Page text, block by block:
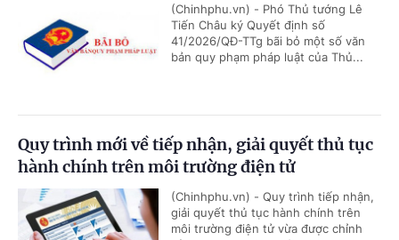
(Chinhphu.vn) - Phó Thủ tướng Lê
Tiến Châu ký Quyết định số
41/2026/QĐ-TTg bãi bỏ một số văn
bản quy phạm pháp luật của Thủ...
Quy trình mới về tiếp nhận, giải quyết thủ tục
hành chính trên môi trường điện tử
(Chinhphu.vn) - Quy trình tiếp nhận,
giải quyết thủ tục hành chính trên
môi trường điện tử vừa được chỉnh